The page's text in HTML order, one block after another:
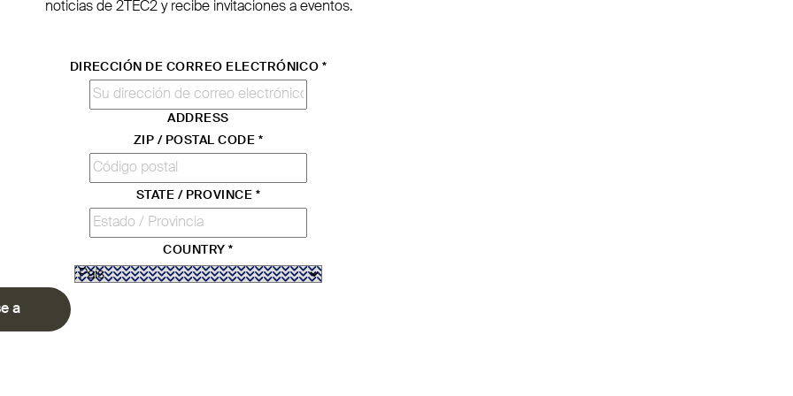
noticias de 2TEC2y recibe invi­taciones a eventos.
DIRECCIÓN DE CORREO ELECTRÓNICO *
ADDRESS
ZIP / POSTAL CODE *
STATE / PROVINCE *
COUNTRY*
a